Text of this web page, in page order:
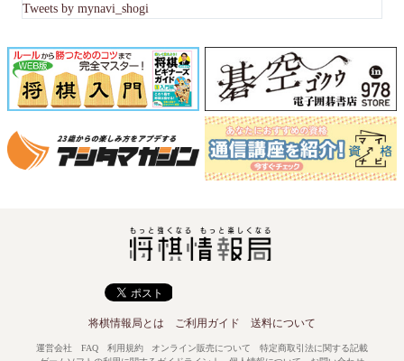
Tweets by mynavi_shogi
将棋情報局とは ご利用ガイド 送料について
運営会社 FAQ 利用規約 オンライン販売について
特定商取引法に関する記載